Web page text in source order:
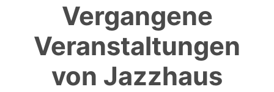
Vergangene
Veranstaltungen
von Jazzhaus